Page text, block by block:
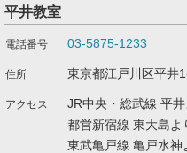
平井教室
03-5875-1233
東京都江戸川区平井
JR中央・総武線 平
都営新宿線 東大島よ
東武亀戸線 亀戸水